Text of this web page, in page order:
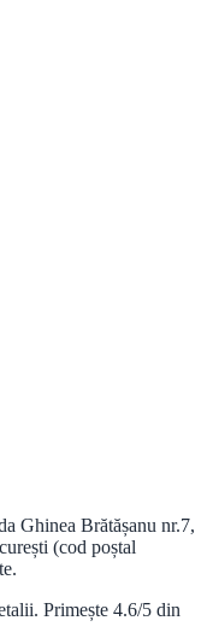
Ghinea Brătășanu nr.7,
(cod poștal
Primește 4.6/5 din